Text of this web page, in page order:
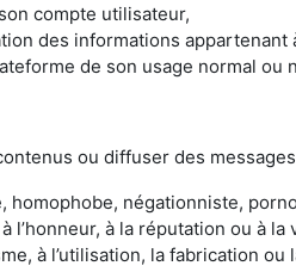
compte utilisateur,
des informations appartenant
de son usage normal ou
ou diffuser des
homophobe, négationniste,
à la réputation ou à la
à l’utilisation, la fabrication